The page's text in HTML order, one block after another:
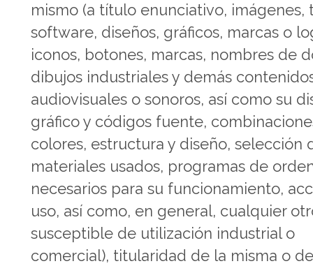
mismo (a título enunciativo, imágenes,
software, diseños, gráficos, marcas o
iconos, botones, marcas, nombres de
dibujos industriales y demás
audiovisuales o sonoros, así como su
gráfico y códigos fuente,
colores, estructura y diseño, selección
materiales usados, programas de
necesarios para su funcionamiento,
uso, así como, en general, cualquier
susceptible de utilización industrial o
comercial), titularidad de la misma o